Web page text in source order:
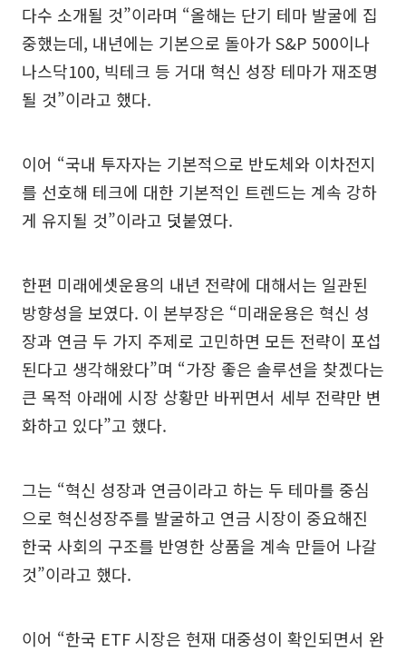
다수 소개될 것”이라며 “올해는 단기 테마 발굴에 집
중했는데, 내년에는 기본으로 돌아가 S&P 500이나
나스닥100, 빅테크 등 거대 혁신 성장 테마가 재조명
될 것”이라고 했다.
이어 “국내 투자자는 기본적으로 반도체와 이차전지
를 선호해 테크에 대한 기본적인 트렌드는 계속 강하
게 유지될 것”이라고 덧붙였다.
한편 미래에셋운용의 내년 전략에 대해서는 일관된
방향성을 보였다. 이 본부장은 “미래운용은 혁신 성
장과 연금 두 가지 주제로 고민하면 모든 전략이 포섭
된다고 생각해왔다”며 “가장 좋은 솔루션을 찾겠다는
큰 목적 아래에 시장 상황만 바뀌면서 세부 전략만 변
화하고 있다”고 했다.
그는 “혁신 성장과 연금이라고 하는 두 테마를 중심
으로 혁신성장주를 발굴하고 연금 시장이 중요해진
한국 사회의 구조를 반영한 상품을 계속 만들어 나갈
것”이라고 했다.
이어 “한국 ETF 시장은 현재 대중성이 확인되면서 완